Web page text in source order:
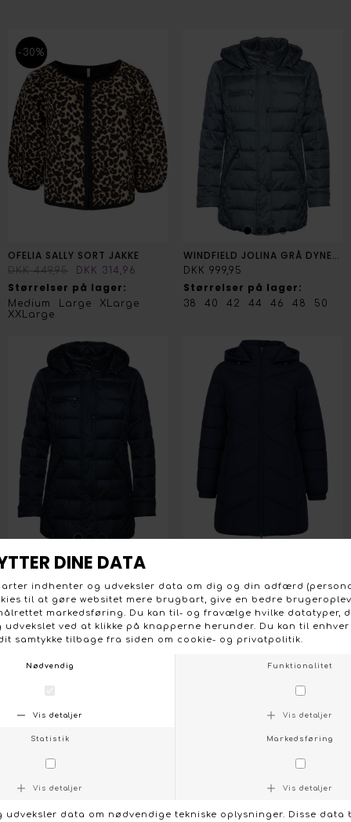
-30%
Størrelser på lager:
Medium Large
XLarge
XXLarge
OFELIA SALLY SORT JAKKE
DKK 449,95 DKK 314,96
Størrelser på lager:
38 40 42 44 46 48 50
WINDFIELD JOLINA GRÅ DYNEJAKKE
DKK 999,95
Størrelser på lager:
42 44 46 48
Størrelser på lager:
Small Medium
Large
XLarge
XXLarge
Tilmeld dig vores kundeklub og få din rabatkode i velkomstgave på
TILMELD MIG NU